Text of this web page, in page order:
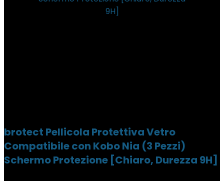
brotect Pellicola Protettiva Vetro
Compatibile con Kobo Nia (3 Pezzi)
Schermo Protezione [Chiaro, Durezza 9H]